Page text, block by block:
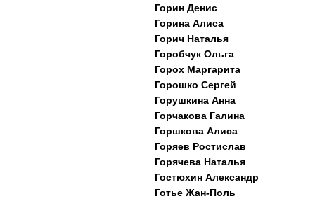
Горин Денис
Горина Алиса
Горич Наталья
Горобчук Ольга
Горох Маргарита
Горошко Сергей
Горушкина Анна
Горчакова Галина
Горшкова Алиса
Горяев Ростислав
Горячева Наталья
Гостюхин Александр
Готье Жан-Поль